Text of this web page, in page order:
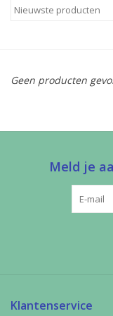
Geen producten
Meld je
Klantenservice